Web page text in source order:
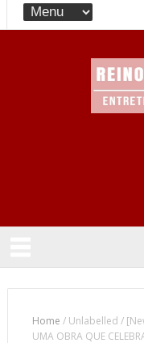
Home /Unlabelled /
UMA OBRA QUE